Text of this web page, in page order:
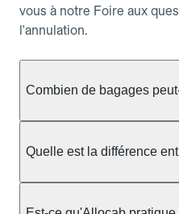
vous à notre Foire aux
l'annulation.
Combien de bagages
taxi berline accueille en
ou nombreux, précisez-le
au chauffeur" lors de la
Quelle est la différence
prendre en charge